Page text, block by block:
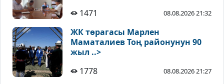
1471 08.08.2026 21:32
ЖК төрагасы Марлен
Маматалиев Тоң районунун 90
жыл ..>
1778
08.08.2026 21:27